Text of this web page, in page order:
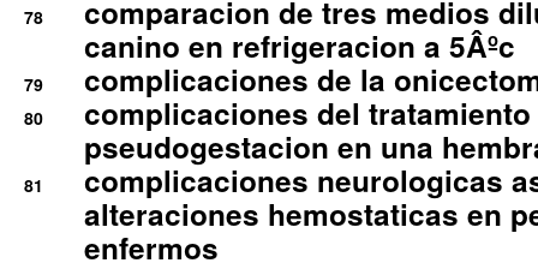
78
comparacion de tres medios
canino en refrigeracion a 5Âºc
79 complicaciones de la
80
complicaciones del
pseudogestacion en una
81
complicaciones neurologicas
alteraciones hemostaticas en
enfermos